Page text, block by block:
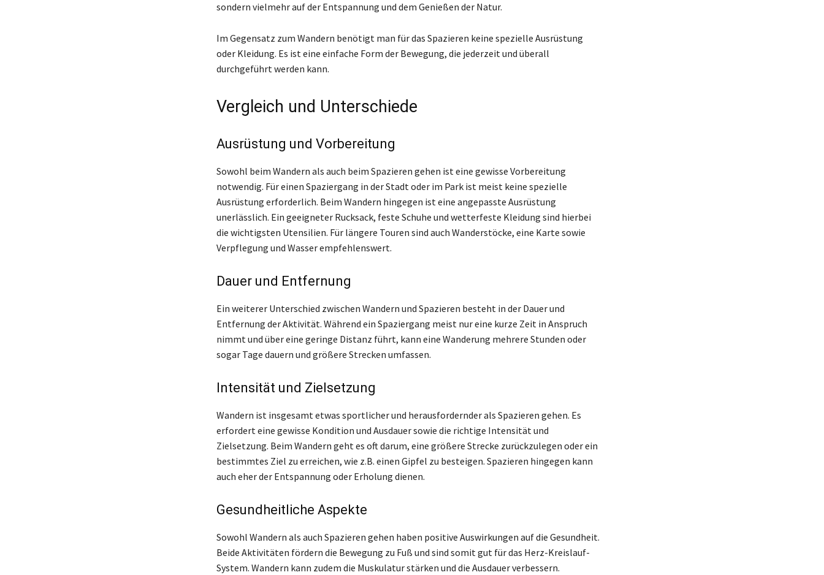
sondern vielmehr auf der Entspannung und dem Genießen der Natur.
Im Gegensatz zum Wandern benötigt man für das Spazieren keine spezielle Ausrüstung
oder Kleidung. Es ist eine einfache Form der Bewegung, die jederzeit und überall
durchgeführt werden kann.
Vergleich und Unterschiede
Ausrüstung und Vorbereitung
Sowohl beim Wandern als auch beim Spazieren gehen ist eine gewisse Vorbereitung
notwendig. Für einen Spaziergang in der Stadt oder im Park ist meist keine spezielle
Ausrüstung erforderlich. Beim Wandern hingegen ist eine angepasste Ausrüstung
unerlässlich. Ein geeigneter Rucksack, feste Schuhe und wetterfeste Kleidung sind hierbei
die wichtigsten Utensilien. Für längere Touren sind auch Wanderstöcke, eine Karte sowie
Verpflegung und Wasser empfehlenswert.
Dauer und Entfernung
Ein weiterer Unterschied zwischen Wandern und Spazieren besteht in der Dauer und
Entfernung der Aktivität. Während ein Spaziergang meist nur eine kurze Zeit in Anspruch
nimmt und über eine geringe Distanz führt, kann eine Wanderung mehrere Stunden oder
sogar Tage dauern und größere Strecken umfassen.
Intensität und Zielsetzung
Wandern ist insgesamt etwas sportlicher und herausfordernder als Spazieren gehen. Es
erfordert eine gewisse Kondition und Ausdauer sowie die richtige Intensität und
Zielsetzung. Beim Wandern geht es oft darum, eine größere Strecke zurückzulegen oder ein
bestimmtes Ziel zu erreichen, wie z.B. einen Gipfel zu besteigen. Spazieren hingegen kann
auch eher der Entspannung oder Erholung dienen.
Gesundheitliche Aspekte
Sowohl Wandern als auch Spazieren gehen haben positive Auswirkungen auf die Gesundheit.
Beide Aktivitäten fördern die Bewegung zu Fuß und sind somit gut für das Herz-Kreislauf-
System. Wandern kann zudem die Muskulatur stärken und die Ausdauer verbessern.